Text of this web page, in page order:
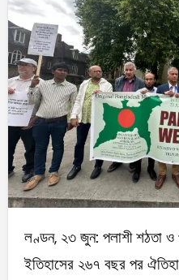
লণ্ডন, ২৩ জুন: পলাশী শঠতা ও প্রহসনের বিয়োগান্তক
ইতিহাসের ২৬৭ বছর পর